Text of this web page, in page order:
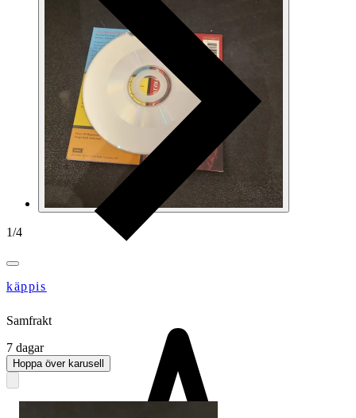
1/4
käppis
Samfrakt
7 dagar
Hoppa över karusell